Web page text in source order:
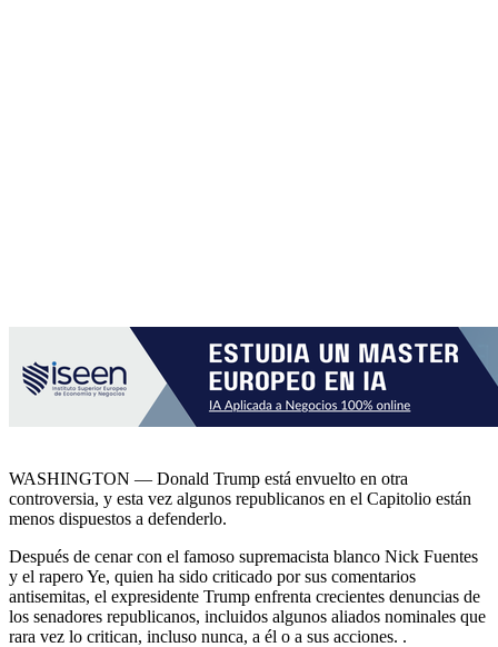
WASHINGTON — Donald Trump está envuelto en otra
controversia, y esta vez algunos republicanos en el Capitolio están
menos dispuestos a defenderlo.
Después de cenar con el famoso supremacista blanco Nick Fuentes
y el rapero Ye, quien ha sido criticado por sus comentarios
antisemitas, el expresidente Trump enfrenta crecientes denuncias de
los senadores republicanos, incluidos algunos aliados nominales que
rara vez lo critican, incluso nunca, a él o a sus acciones. .